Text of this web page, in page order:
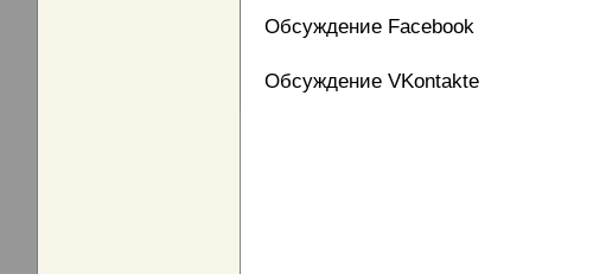
Обсуждение Facebook
Обсуждение VKontakte